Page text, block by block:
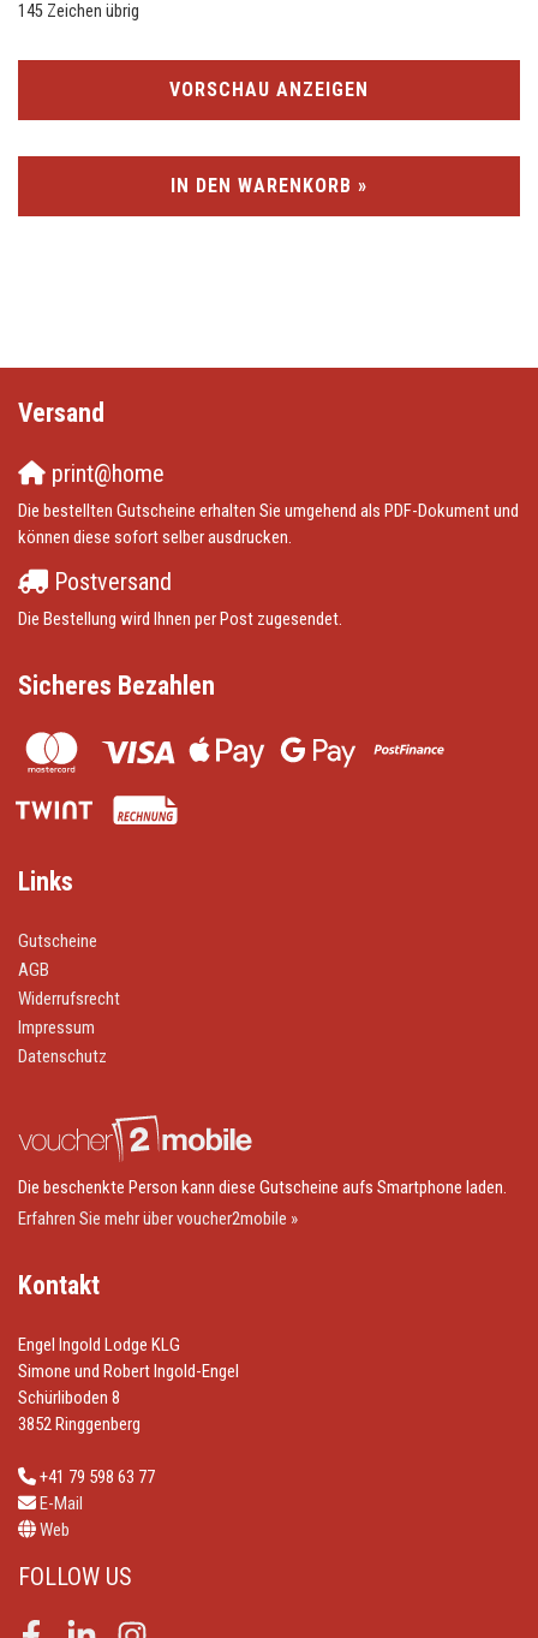
145 Zeichen übrig
VORSCHAU ANZEIGEN
IN DEN WARENKORB »
Versand
print@home
Die bestellten Gutscheine erhalten Sie umgehend als PDF-Dokument und
können diese sofort selber ausdrucken.
Postversand
Die Bestellung wird Ihnen per Post zugesendet.
Sicheres Bezahlen
Links
Gutscheine
AGB
Widerrufsrecht
Impressum
Datenschutz
Die beschenkte Person kann diese Gutscheine aufs Smartphone laden.
Erfahren Sie mehr über voucher2mobile »
Kontakt
Engel Ingold Lodge KLG
Simone und Robert Ingold-Engel
Schürliboden 8
3852 Ringgenberg
+41 79 598 63 77
E-Mail
Web
FOLLOW US